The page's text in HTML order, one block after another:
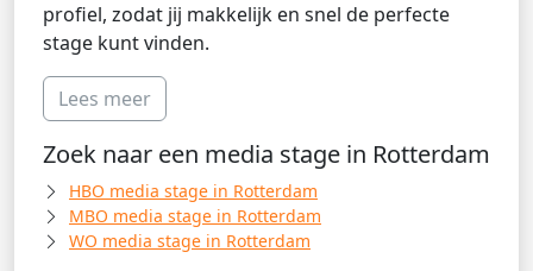
profiel, zodat jij makkelijk en snel de perfecte
stage kunt vinden.
Lees meer
Zoek naar een media stage in Rotterdam
HBO media stage in Rotterdam
MBO media stage in Rotterdam
WO media stage in Rotterdam